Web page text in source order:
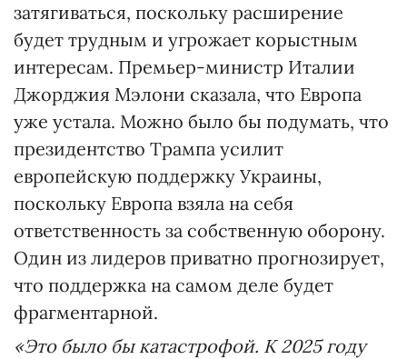
затягиваться, поскольку расширение
будет трудным и угрожает корыстным
интересам. Премьер-министр Италии
Джорджия Мэлони сказала, что Европа
уже устала. Можно было бы подумать, что
президентство Трампа усилит
европейскую поддержку Украины,
поскольку Европа взяла на себя
ответственность за собственную оборону.
Один из лидеров приватно прогнозирует,
что поддержка на самом деле будет
фрагментарной.
«Это было бы катастрофой. К 2025 году